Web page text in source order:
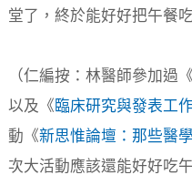
堂了，終於能好好把午餐
（仁編按：林醫師參加過《
以及《臨床研究與發表工
動《新思惟論壇：那些醫
次大活動應該還能好好吃午